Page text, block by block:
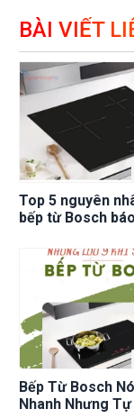
BÀI VIẾT
Top 5 nguyên
bếp từ Bosch
Bếp Từ Bosch
Nhanh Nhưng Tự